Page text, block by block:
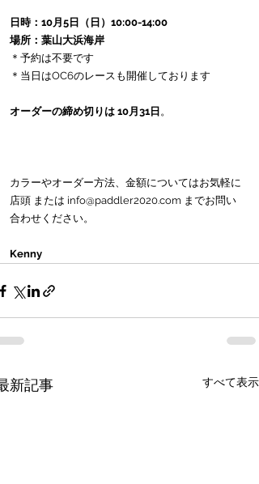
日時：10月5日（日）10:00-14:00
場所：葉山大浜海岸
＊予約は不要です
＊当日はOC6のレースも開催しております
オーダーの締め切りは 10月31日 。
カラーやオーダー方法、金額についてはお気軽に
店頭 または info@paddler2020.com までお問い
合わせください。
Kenny
新記事 すべて表示